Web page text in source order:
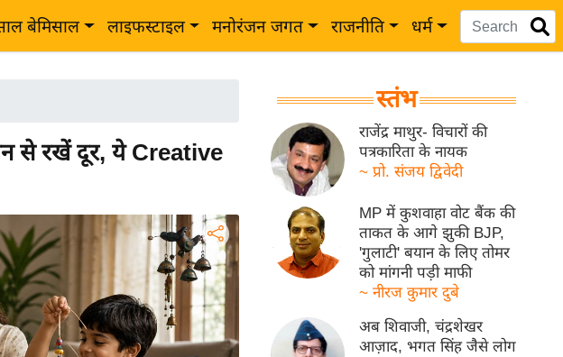
बेमिसाल लाइफस्टाइल मनोरंजन जगत राजनीति धर्म
से रखें दूर, ये Creative
स्तंभ
राजेंद्र माथुर- विचारों की
पत्रकारिता के नायक
~ प्रो. संजय द्विवेदी
MP में कुशवाहा वोट बैंक की
ताकत के आगे झुकी BJP,
'गुलाटी' बयान के लिए तोमर
को मांगनी पड़ी माफी
~ नीरज कुमार दुबे
अब शिवाजी, चंद्रशेखर
आज़ाद, भगत सिंह जैसे लोग